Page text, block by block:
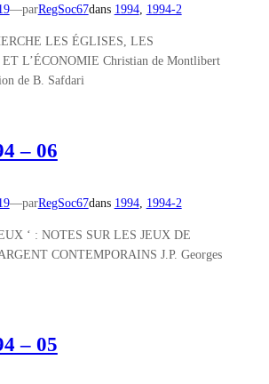
—parRegSoc67dans 1994, 1994-2
LES ÉGLISES, LES
L’ÉCONOMIE Christian de Montlibert
de B. Safdari
– 06
—parRegSoc67dans 1994, 1994-2
‘ : NOTES SUR LES JEUX DE
CONTEMPORAINS J.P. Georges
– 05